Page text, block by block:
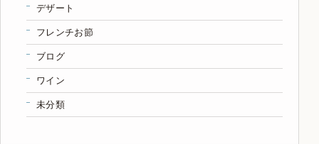
デザート
フレンチお節
ブログ
ワイン
未分類